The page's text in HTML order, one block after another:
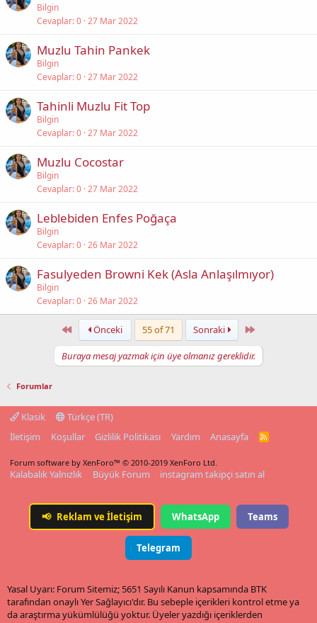
Bilgin
Cevaplar 0 27 Mar 2022
Muzlu Tahin Pankek
Bilgin
Cevaplar 0 27 Mar 2022
Tahinli Muzlu Fit Top
Bilgin
Cevaplar 0 27 Mar 2022
Muzlu Cocostar
Bilgin
Cevaplar 0 27 Mar 2022
Leblebiden Enfes Poğaça
Bilgin
Cevaplar 0 26 Mar 2022
Fasulyeden Browni Kek (Asla Anlaşılmıyor)
Bilgin
Cevaplar 0 26 Mar 2022
First Önceki 55 of 71 Sonraki Last
Buraya mesaj yazmak için üye olmanız gereklidir.
Forumlar
Klasik
Türkçe (TR)
İletişim
Koşullar Gizlilik Politikası Yardım Anasayfa
R
Forum software by XenForo™ © 2010-2019 XenForo Ltd.
Kalabalık Yalnızlık Büyük Forum instagram takipçi satın al
📢 Reklam ve İletişim WhatsApp Teams
Telegram
Yasal Uyarı: Forum Sitemiz; 5651 Sayılı Kanun kapsamında BTK
tarafından onaylı Yer Sağlayıcı'dır. Bu sebeple içerikleri kontrol etme ya
da araştırma yükümlülüğü yoktur. Üyeler yazdığı içeriklerden